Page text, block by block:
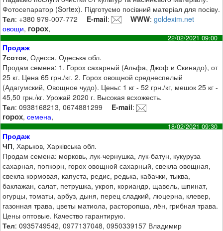
Фотосепаратор (Sortex). Підготуємо посівний матеріал для посіву.
Тел: +380 979-007-772 E-mail: WWW:goldexim.net
овощи, горох,
22/02/2021 09:00
Продаж
7соток, Одесса, Одеська обл.
Продам семена: 1. Горох сахарный (Альфа, Джоф и Скинадо), от
25 кг. Цена 65 грн./кг. 2. Горох овощной среднеспелый
(Адагумский, Овощное чудо). Цены: 1 кг - 52 грн./кг, мешок 25 кг -
45,50 грн./кг. Урожай 2020 г. Высокая всхожесть.
Тел: 0938168213, 0674881299 E-mail:
горох,семена,
18/02/2021 09:30
Продаж
ЧП, Харьков, Харківська обл.
Продам семена: морковь, лук-чернушка, лук-батун, кукуруза
сахарная, попкорн, горох овощной сахарный, свекла овощная,
свекла кормовая, капуста, редис, редька, кабачки, тыква,
баклажан, салат, петрушка, укроп, кориандр, щавель, шпинат,
огурцы, томаты, арбуз, дыня, перец сладкий, люцерна, клевер,
газонная трава, цветы матиола, расторопша, лён, грибная трава.
Цены оптовые. Качество гарантирую.
Тел: 0935749542, 0977137048, 0950339157 Владимир